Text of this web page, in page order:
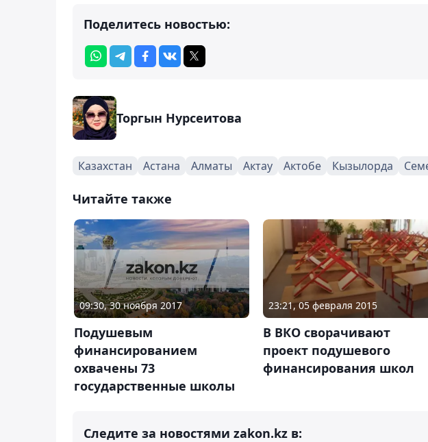
Поделитесь новостью:
Торгын Нурсеитова
Казахстан Астана Алматы Актау Актобе Кызылорда
Читайте также
09:30, 30 ноября 2017
Подушевым
финансированием
охвачены 73
государственные школы
23:21, 05 февраля 2015
В ВКО сворачивают
проект подушевого
финансирования школ
Следите за новостями zakon.kz в: